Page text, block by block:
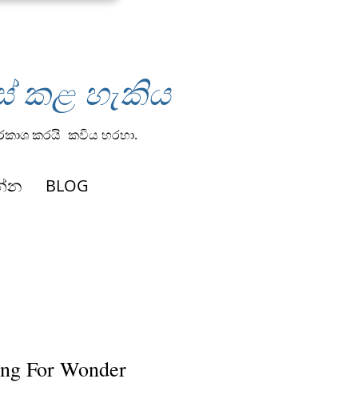
කළ හැකිය
කරයි කවිය හරහා.
BLOG
For Wonder